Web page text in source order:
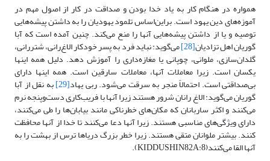
همواره در هنگام کار به یاد خدا بودن و صداقت در کار از اصول مهم در
آموزه‌های دین یهود است. براین‌اساس تلمود یهودیان را به داشتن پیشه‌هایی
توصیه و یا از داشتن پیشه‌هایی آنها را منع می‌کند. چنین آمده است که آبا
گوریان اهل تزادیان[28] می‌گوید: نباید فرد به پسر خودکار الاغ‌رانی، شتررانی،
گلدان‌سازی، ملوانی، چوپانی یا مغازه‌داری را آموزش دهد. دلیل همه اینها
یکسان است. زیرا معاملات آنها، معاملات سارقین است. همه اینها دارای
بی‌صداقتی است. احتمالاً منجر به سرقت می‌شود. ربی یهاد[29] به نقل از آبا
گوریان می‌گوید: الاغ رانان شرور هستند زیرا آنها با فریب‌کاری دست‌وپنجه نرم
می‌کنند و اکثر ساربانان که مکان‌های خطرناکی مانند بیابان‌ها را طی می‌کنند،
دارای ویژگی‌های مناسبی هستند. زیرا آنها دعا می‌کنند تا خدا از آنها محافظت
کنند. بیشتر ملوانان متقی هستند. زیرا خطر بزرگ دریاها ترس از بهشت را به
آنها القا می‌کنند(KIDDUSHIN82A:8).